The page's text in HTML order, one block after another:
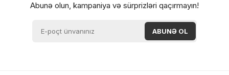
Abunə olun, kampaniya və sürprizləri qaçırmayın!